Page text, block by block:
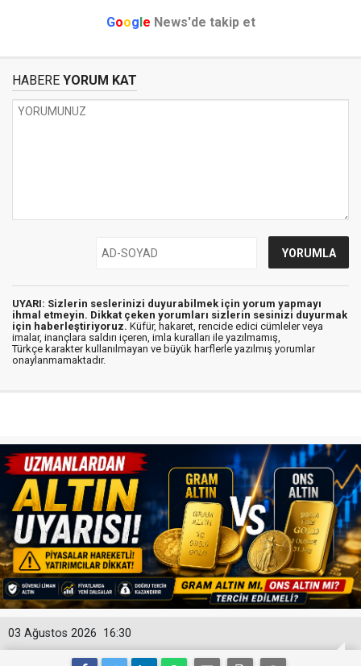
Goog e News'de takip et
HABERE YORUM KAT
UYARI: Sizlerin seslerinizi duyurabilmek için yorum yapmayı
ihmal etmeyin. Dikkat çeken yorumları sizlerin sesinizi duyurmak
için haberleştiriyoruz. Küfür, hakaret, rencide edici cümleler veya
imalar, inançlara saldırı içeren, imla kuralları ile yazılmamış,
Türkçe karakter kullanılmayan ve büyük harflerle yazılmış yorumlar
onaylanmamaktadır.
16:30
03 Ağustos 2026